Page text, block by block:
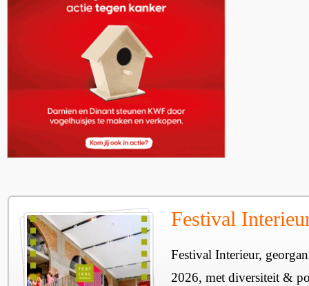
Festival
Festival Interieur,
2026, met diversiteit &